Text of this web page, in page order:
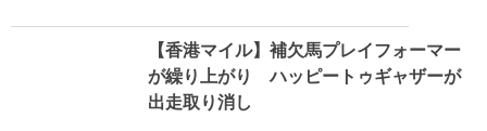
【香港マイル】補欠馬プレイフォーマー
が繰り上がり ハッピートゥギャザーが
出走取り消し